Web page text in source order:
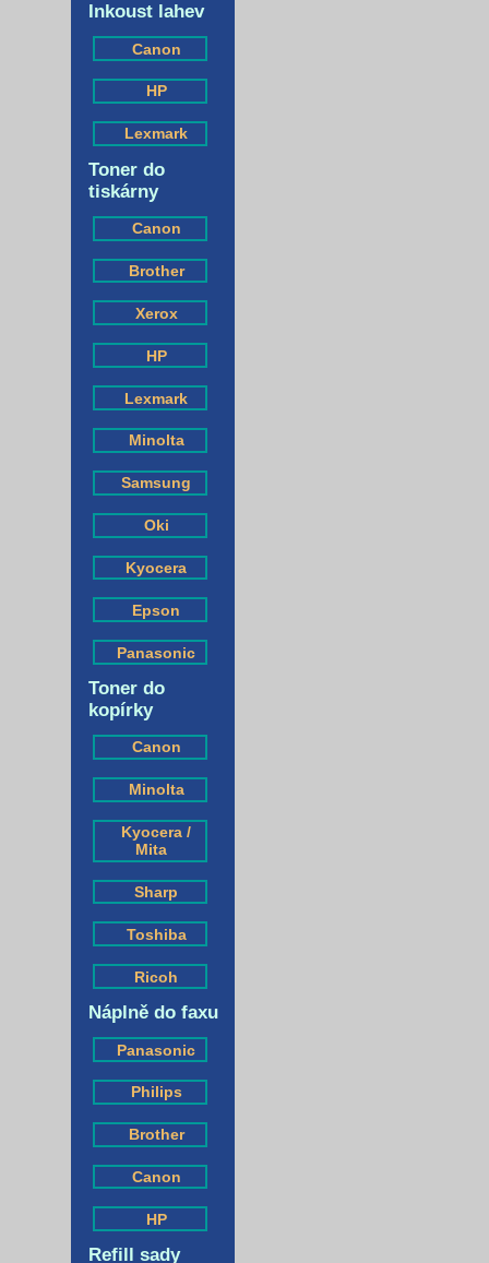
Inkoust lahev
Canon
HP
Lexmark
Toner do
tiskárny
Canon
Brother
Xerox
HP
Lexmark
Minolta
Samsung
Oki
Kyocera
Epson
Panasonic
Toner do
kopírky
Canon
Minolta
Kyocera /
Mita
Sharp
Toshiba
Ricoh
Náplně do faxu
Panasonic
Philips
Brother
Canon
HP
Refill sady